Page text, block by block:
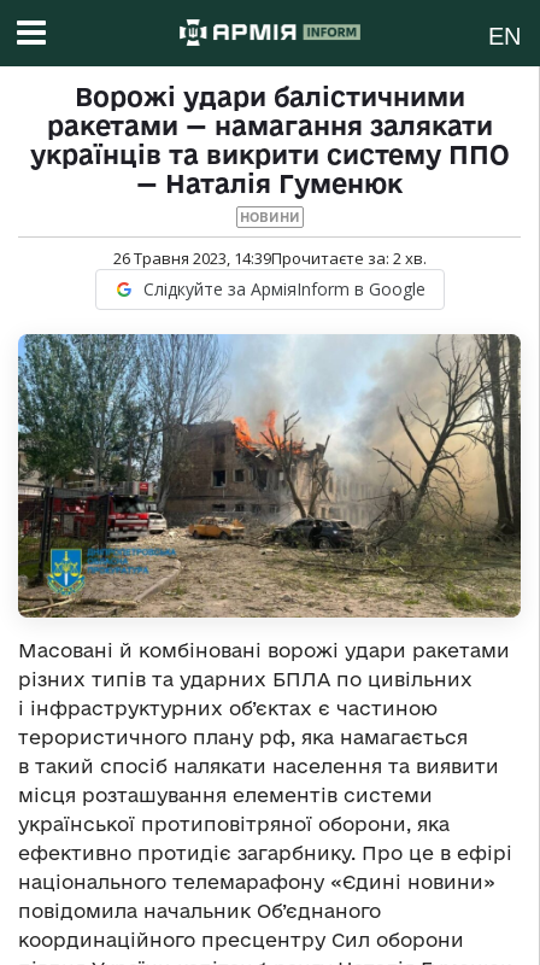
EN
Ворожі удари балістичними
ракетами — намагання залякати
українців та викрити систему ППО
— Наталія Гуменюк
НОВИНИ
26 Травня 2023, 14:39Прочитаєте за: 2хв.
Слідкуйте за АрміяInform в Google
Масовані й комбіновані ворожі удари ракетами
різних типів та ударних БПЛА по цивільних
і інфраструктурних об’єктах є частиною
терористичного плану рф, яка намагається
в такий спосіб налякати населення та виявити
місця розташування елементів системи
української протиповітряної оборони, яка
ефективно протидіє загарбнику. Про це в ефірі
національного телемарафону «Єдині новини»
повідомила начальник Об’єднаного
координаційного пресцентру Сил оборони